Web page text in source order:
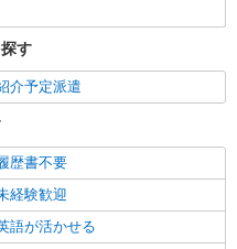
通費全額支給
詳細を見る
す
介予定派遣
歴書不要
経験歓迎
語が活かせる